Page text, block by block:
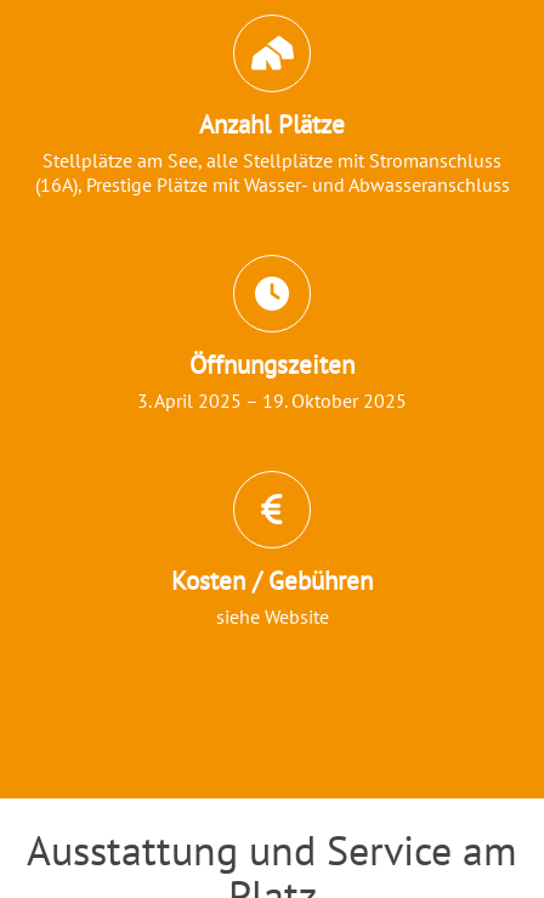
Abschnitt für Icons und Features
Anzahl Plätze
Stellplätze am See, alle Stellplätze mit Stromanschluss
(16A), Prestige Plätze mit Wasser- und Abwasseranschluss
Öffnungszeiten
3. April 2025 – 19. Oktober 2025
Kosten / Gebühren
siehe Website
Einleitung
Ausstattung und Service am